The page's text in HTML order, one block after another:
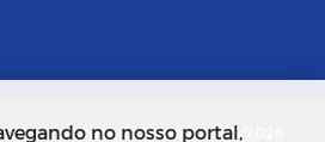
Data da Versão: 18/03/2026
no nosso portal,